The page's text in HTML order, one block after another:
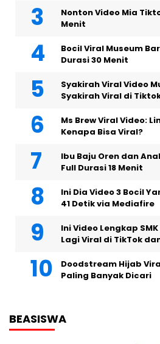
Nonton Video Mia
Menit
Bocil Viral Museum
Durasi 30 Menit
Syakirah Viral Video
Syakirah Viral di
Ms Brew Viral Video:
Kenapa Bisa Viral?
Ibu Baju Oren dan
Full Durasi 18 Menit
Ini Dia Video 3 Bocil
41 Detik via Mediafire
Ini Video Lengkap
Lagi Viral di TikTok
Doodstream Hijab
Paling Banyak Dicari
BEASISWA